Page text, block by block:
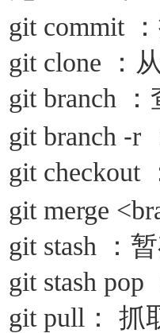
git commit
git clone
：
git branch
git branch -r
git checkout
git merge
git stash
：
git stash pop
git pull ：